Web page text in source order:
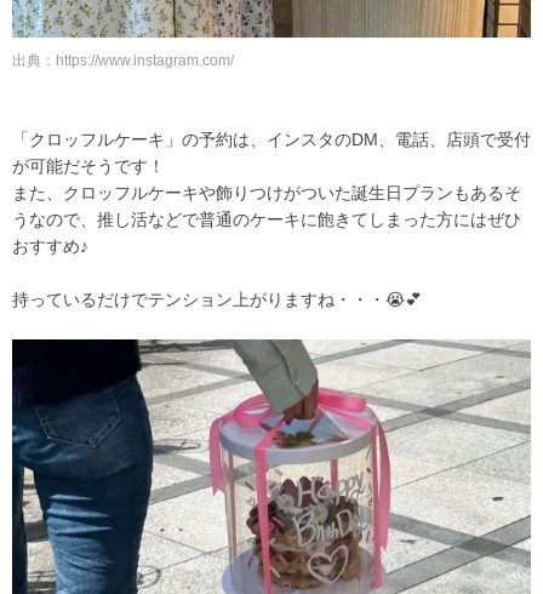
出典： https://www.instagram.com/
「クロッフルケーキ」の予約は、インスタのDM、電話、店頭で受付
が可能だそうです！
また、クロッフルケーキや飾りつけがついた誕生日プランもあるそ
うなので、推し活などで普通のケーキに飽きてしまった方にはぜひ
おすすめ♪
持っているだけでテンション上がりますね・・・😭💕